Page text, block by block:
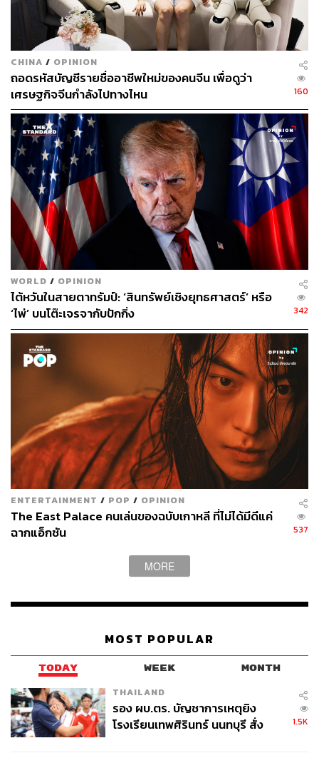
พี่เข้าใจมากๆ พี่ก็เศร้า หัวใจหาย หัวใจหลุดไปเลย ไม่ต้องรอ
ให้วันจบหรอก แค่พี่เดินเข้ามาในวันซ้อม ชีวิตมันเหมือนเพิ่ง
เริ่ม ชีวิตของเวทีมันมีความสุขมาก มันมีแสงไฟฉาบไปตรง
โน้น ฉาบไปตรงนี้ ฉาบไปที่คนดู ทั้งๆ ที่ไม่มีคนดูอยู่ ทำไมมัน
ช่างสวยงาม แต่พอซ้อมเสร็จ พี่เดินกลับมาทางเดิม ทุกอย่าง
มันเศร้า มันเงียบ พี่รู้สึกเหมือนเรากำลังจะทิ้งเวทีไป ทุกคนคง
ไม่รู้สึกอย่างพี่เบิร์ด แต่พี่รู้สึกสงสารเขา แล้วพี่ต้องบอกว่า
เดี๋ยวพรุ่งนี้เจอกัน
ปกติเวลาเราทำงานเดิม เราจะมีจุดที่รู้สึกเบื่อ เอียน รู้สึกว่า
งานที่ทำไม่มีอะไรใหม่ ไม่น่าค้นหาแล้ว ไม่ตื่นเต้นแล้ว พี่
เบิร์ดทำงานเดิมมาหลายสิบปี พี่เบิร์ดยังรู้สึกตื่นเต้นกับงานนี้
อยู่ไหมครับ
ความตื่นเต้นนี่แหละมันยิ่งกว่าวิตามินใดๆ ทั้งสิ้นในโลกเลย
พูดปั๊บมือก็เย็นเฉียบเลยเนี่ย เห็นไหม (ยื่นมือมาให้จับ – เย็น
จริงครับ) เวลาพี่เบิร์ดมีคอนเสิร์ต มันคือชีวิตในช่วง 3 เดือนที่
มันยิ่งกว่าสงครามโลก ทุกวันนี้พี่ยังตื่นเต้นก่อนหน้า ล่วงหน้า
กลัวว่าจะออกไปดีหรือไม่ดี แต่พอพี่ออกไปเพลงแรกปั๊บ ในใจ
ตอนนั้นนี่อย่าให้ใครออกมานะ พี่ฆ่าหมด! (หัวเราะ) เห็นพี่
เบิร์ดบนเวทีแบบนั้นมันไม่ได้เดินออกไปได้ง่ายๆ เลย โอ้โห!
มันตื่นเต้นจะตาย มันจุกอก มันจะอ้วก มันไม่มีอะไรที่เรารู้สึก
พี่สนุกกับงาน แล้วเราก็ต้องให้คะแนนกับตัวเองบ้าง ชมตัวเอง
บ้าง อย่าด่านักเลย คนที่เราจะต้องเมตตาเป็นคนแรกคือตัว
เรานะ และก็ความหวังนี่แหละที่ทำให้ดอกไม้บานได้ ความ
หวังว่าวันหนึ่งเราจะพาแม่ พาทุกคนไปในที่ที่ดีกว่านี้ ระหว่าง
ที่ทำไปเราจึงมีจุดมุ่งหมาย ดอกไม้มันก็บานได้
อย่างพี่เบิร์ดได้ทำในสิ่งที่รัก แต่ถ้าคนที่ไม่ได้ทำสิ่งที่รัก อาจ
แล้ว หรือจะเพราะเงื่อนไขบางอย่าง พี่เบิร์ดจะมีคำแนะนำ
ข้อดีของมันให้เราชอบให้ได้ มันก็เหมือน 10 เพลงในหนึ่ง
อัลบั้ม มันเป็นไปไม่ได้หรอกว่านักร้องจะต้องชอบทั้ง 10 เพลง
เพลงนี้เราไม่ชอบแต่คนดูอาจจะชอบ เราก็ร้องไปเพราะมีคน
ชอบเพลงของเราอยู่ เพราะฉะนั้นมันต้องมีความเข้าใจติดตัว
อยู่ตลอดเวลา คุณพ่อพี่น้อย (นกน้อย-พรพิชิต พัฒนถาบุตร)
เคยสอนพี่เบิร์ดเวลามีปัญหาว่า ถ้าเรามีความเข้าใจ 1 ปัญหา
มา 10 มันก็เหลือ 9 แล้ว ถ้าเผื่อเรามีความเข้าใจตั้ง 5 ปัญหา
CHINA / OPINION
ถอดรหัสบัญชีรายชื่ออาชีพใหม่ของคนจีน เพื่อดูว่า
เศรษฐกิจจีนกำลังไปทางไหน
160
WORLD / OPINION
ไต้หวันในสายตาทรัมป์: ‘สินทรัพย์เชิงยุทธศาสตร์’ หรือ
‘ไพ่’ บนโต๊ะเจรจากับปักกิ่ง
342
ENTERTAINMENT / POP / OPINION
The East Palace คนเล่นของฉบับเกาหลี ที่ไม่ได้มีดีแค่
ฉากแอ็กชัน
537
MORE
MOST POPULAR
TODAY WEEK MONTH
THAILAND
รอง ผบ.ตร. บัญชาการเหตุยิง
โรงเรียนเทพศิรินทร์ นนทบุรี สั่ง
1.5K